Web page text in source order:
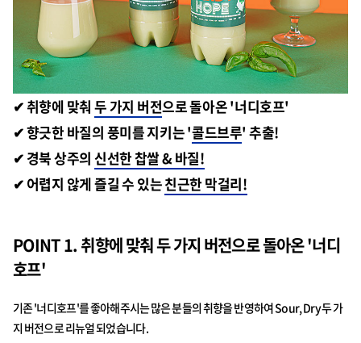
✔ 취향에 맞춰 두 가지 버전으로 돌아온 '너디호프'
✔ 향긋한 바질의 풍미를 지키는 '콜드브루' 추출!
✔ 경북 상주의 신선한 찹쌀 & 바질!
✔ 어렵지 않게 즐길 수 있는친근한 막걸리!
POINT 1. 취향에 맞춰 두 가지 버전으로 돌아온 '너디
호프'
기존 '너디호프'를 좋아해주시는 많은 분들의 취향을 반영하여 Sour, Dry 두 가
지 버전으로 리뉴얼 되었습니다.